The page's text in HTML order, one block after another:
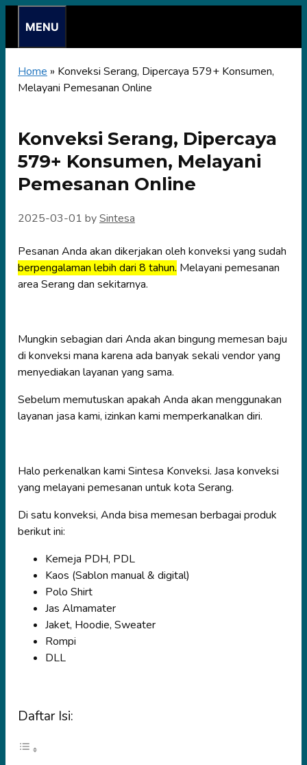
content
MENU
Home » Konveksi Serang, Dipercaya 579+ Konsumen,
Melayani Pemesanan Online
Konveksi Serang, Dipercaya
579+ Konsumen, Melayani
Pemesanan Online
2025-03-01 bySintesa
Pesanan Anda akan dikerjakan oleh konveksi yang sudah
berpengalaman lebih dari 8 tahun. Melayani pemesanan
area Serang dan sekitarnya.
Mungkin sebagian dari Anda akan bingung memesan baju
di konveksi mana karena ada banyak sekali vendor yang
menyediakan layanan yang sama.
Sebelum memutuskan apakah Anda akan menggunakan
layanan jasa kami, izinkan kami memperkanalkan diri.
Halo perkenalkan kami Sintesa Konveksi. Jasa konveksi
yang melayani pemesanan untuk kota Serang.
Di satu konveksi, Anda bisa memesan berbagai produk
berikut ini:
Kemeja PDH, PDL
Kaos (Sablon manual & digital)
Polo Shirt
Jas Almamater
Jaket, Hoodie, Sweater
Rompi
DLL
Daftar Isi: